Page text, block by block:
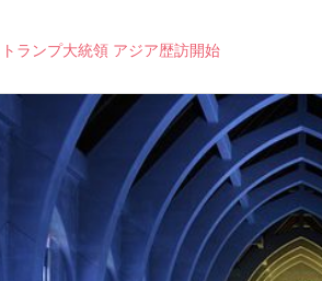
トランプ大統領 アジア歴訪開始